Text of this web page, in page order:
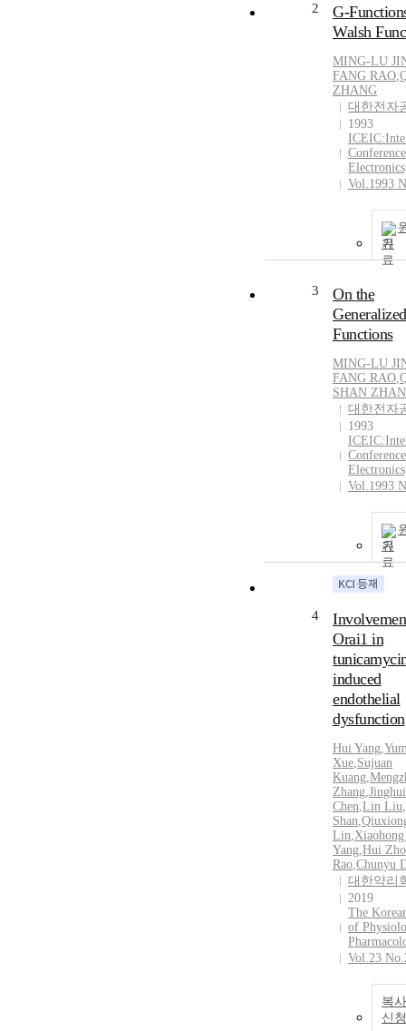
2
G-
Walsh
MING-LU
FANG RAO,
ZHANG
대한전자
1993
Vol.1993
기
3
On the
Functions
MING-LU
FANG RAO,
SHAN
대한전자
1993
Vol.1993
기
4
Orai1 in
induced
endothelial
dysfunction
Hui Yang,
Xue,Sujuan
Kuang,
Zhang,Jinghui
Chen,Lin Liu,
Shan,
Lin,
Yang,Hui
Rao,Chunyu
대한약리
2019
The
of
Vol.23
복
신청